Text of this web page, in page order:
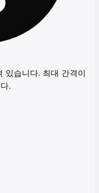
있습니다. 최대 간격이
.